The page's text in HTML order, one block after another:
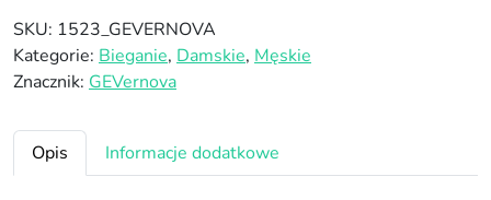
ś
ć
S
e
SKU: 1523_GEVERNOVA
Kategorie: Bieganie, Damskie, Męskie
Znacznik: GEVernova
Opis Informacje dodatkowe